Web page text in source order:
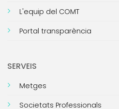
L'equip del COMT
Portal transparència
SERVEIS
Metges
Societats Professionals